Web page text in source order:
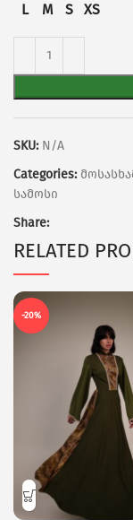
L
M S XS
SKU: N/A
Categories:
სამოსი
Share:
RELATED
-20%